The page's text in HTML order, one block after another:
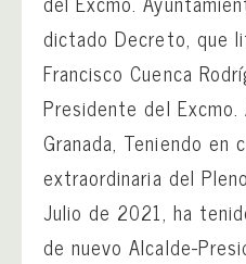
dictado Decreto, que
Francisco Cuenca
Presidente del
Granada, Teniendo en
extraordinaria del
Julio de 2021, ha
de nuevo Alcalde-